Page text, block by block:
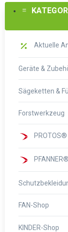
Aktuelle
Geräte &
Sägeketten &
Forstwerkzeug
PROTOS®
FAN-Shop
KINDER-Shop